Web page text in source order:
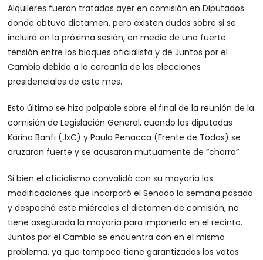
Alquileres fueron tratados ayer en comisión en Diputados
donde obtuvo dictamen, pero existen dudas sobre si se
incluirá en la próxima sesión, en medio de una fuerte
tensión entre los bloques oficialista y de Juntos por el
Cambio debido a la cercanía de las elecciones
presidenciales de este mes.
Esto último se hizo palpable sobre el final de la reunión de la
comisión de Legislación General, cuando las diputadas
Karina Banfi (JxC) y Paula Penacca (Frente de Todos) se
cruzaron fuerte y se acusaron mutuamente de “chorra”.
Si bien el oficialismo convalidó con su mayoría las
modificaciones que incorporó el Senado la semana pasada
y despachó este miércoles el dictamen de comisión, no
tiene asegurada la mayoría para imponerlo en el recinto.
Juntos por el Cambio se encuentra con en el mismo
problema, ya que tampoco tiene garantizados los votos